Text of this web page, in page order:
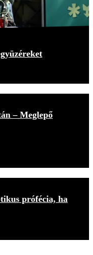
– Meglepő
prófécia, ha